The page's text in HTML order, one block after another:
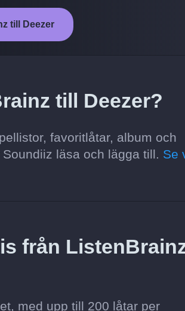
till Deezer
till Deezer?
favoritlåtar, album och
läsa och lägga till. Se
från
med upp till 200 låtar per